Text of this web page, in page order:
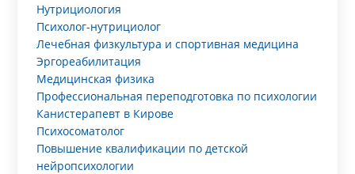
Нутрициология
Психолог-нутрициолог
Лечебная физкультура и спортивная медицина
Эргореабилитация
Медицинская физика
Профессиональная переподготовка по психологии
Канистерапевт в Кирове
Психосоматолог
Повышение квалификации по детской
нейропсихологии